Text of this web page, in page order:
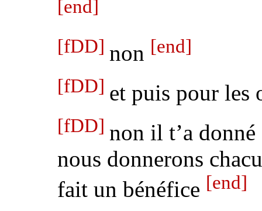
[end]
[fDD] non [end]
[fDD] et puis pour les
[fDD] non il t’a donné
nous donnerons
fait un bénéfice [end]